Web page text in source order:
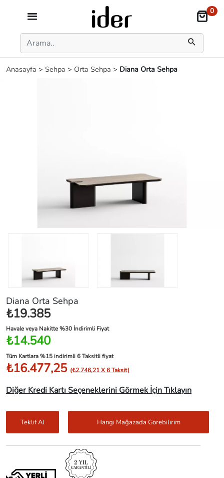
0
Anasayfa > Sehpa > Orta Sehpa > Diana Orta Sehpa
Diana Orta Sehpa
₺19.385
Havale veya Nakitte %30 İndirimli Fiyat
₺14.540
Tüm Kartlara %15 indirimli 6 Taksitli fiyat
₺16.477,25 (₺2.746,21 X 6 Taksit)
Diğer Kredi Kartı Seçeneklerini Görmek İçin Tıklayın
Teklif Al Hangi Mağazada Görebilirim